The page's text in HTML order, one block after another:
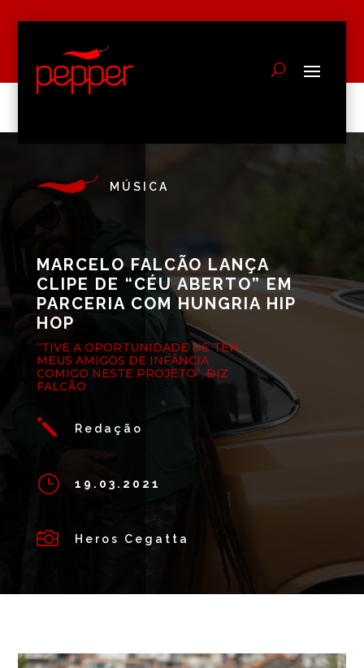
MÚSICA
MARCELO FALCÃO LANÇA
CLIPE DE “CÉU ABERTO” EM
PARCERIA COM HUNGRIA HIP
HOP
“TIVE A OPORTUNIDADE DE TER
MEUS AMIGOS DE INFÂNCIA
COMIGO NESTE PROJETO”, DIZ
FALCÃO
j Redação
} 19.03.2021
 Heros Cegatta